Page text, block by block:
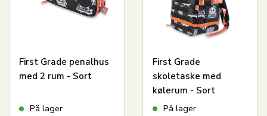
First Grade penalhus
med 2 rum - Sort
På lager
First Grade
skoletaske med
kølerum - Sort
rygsæk med 5 rum
På lager